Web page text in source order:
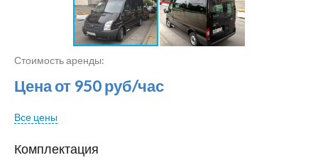
Стоимость аренды:
Цена от 950 руб/час
Все цены
Комплектация